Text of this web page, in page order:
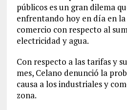
públicos es un gran dilema
enfrentando hoy en día en
comercio con respecto al
electricidad y agua.
Con respecto a las tarifas y
mes, Celano denunció la
causa a los industriales y
zona.